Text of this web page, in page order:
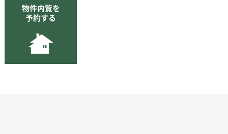
物件内覧を
予約する